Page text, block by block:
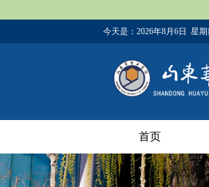
今天是： 2026年8月6日 星
首页